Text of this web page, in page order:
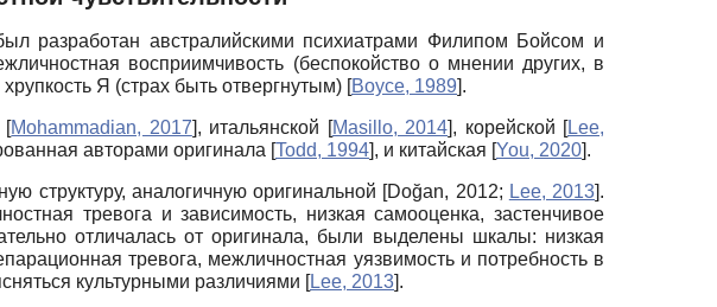
разработан австралийскими психиатрами Филипом Бойсом и
восприимчивость (беспокойство о мнении других, в
Я (страх быть отвергнутым) [Boyce, 1989].
[Mohammadian, 2017], итальянской [Masillo, 2014], корейской [Lee,
авторами оригинала [Todd, 1994], и китайская [You, 2020].
структуру, аналогичную оригинальной [Doğan, 2012; Lee, 2013].
тревога и зависимость, низкая самооценка, застенчивое
отличалась от оригинала, были выделены шкалы: низкая
тревога, межличностная уязвимость и потребность в
культурными различиями [Lee, 2013].